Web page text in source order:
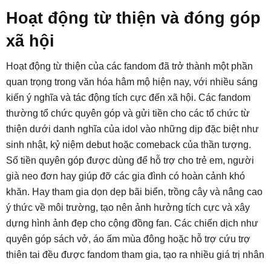
Hoạt động từ thiện và đóng góp
xã hội
Hoạt động từ thiện của các fandom đã trở thành một phần
quan trọng trong văn hóa hâm mộ hiện nay, với nhiều sáng
kiến ý nghĩa và tác động tích cực đến xã hội. Các fandom
thường tổ chức quyên góp và gửi tiền cho các tổ chức từ
thiện dưới danh nghĩa của idol vào những dịp đặc biệt như
sinh nhật, kỷ niệm debut hoặc comeback của thần tượng.
Số tiền quyên góp được dùng để hỗ trợ cho trẻ em, người
già neo đơn hay giúp đỡ các gia đình có hoàn cảnh khó
khăn. Hay tham gia dọn dẹp bãi biển, trồng cây và nâng cao
ý thức về môi trường, tạo nên ảnh hưởng tích cực và xây
dựng hình ảnh đẹp cho cộng đồng fan. Các chiến dịch như
quyên góp sách vở, áo ấm mùa đông hoặc hỗ trợ cứu trợ
thiên tai đều được fandom tham gia, tạo ra nhiều giá trị nhân